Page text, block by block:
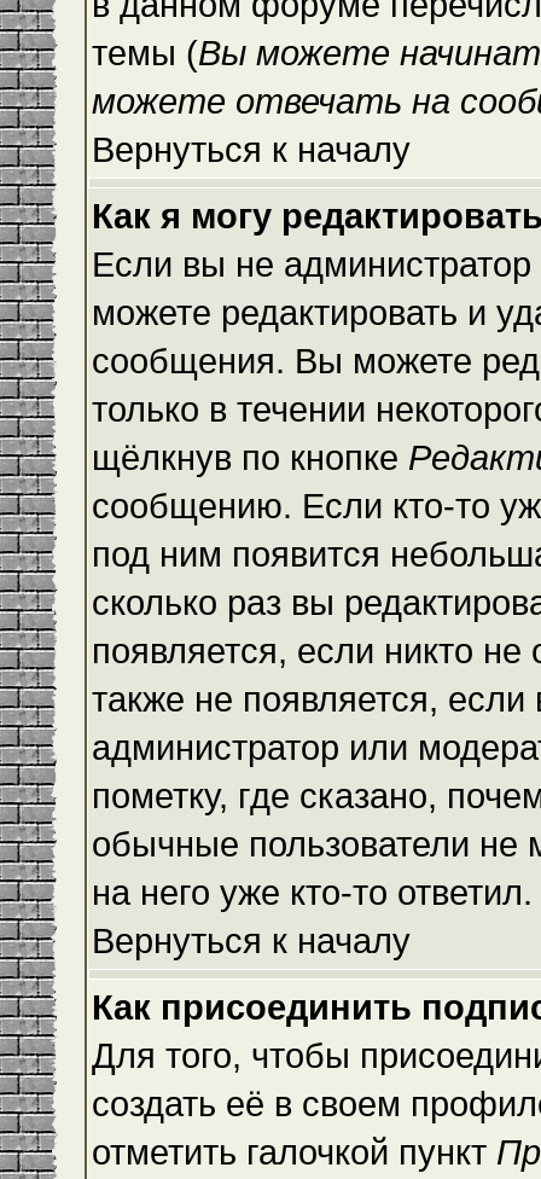
темы (Вы можете
можете отвечать на
Вернуться к началу
Как я могу
Если вы не
можете редактировать и
сообщения. Вы можете
только в течении
щёлкнув по кнопке
сообщению. Если кто-то
под ним появится
сколько раз вы
появляется, если никто
также не появляется,
администратор или
пометку, где сказано,
обычные пользователи не
на него уже кто-то ответил.
Вернуться к началу
Как присоединить
Для того, чтобы
создать её в своем
отметить галочкой пункт